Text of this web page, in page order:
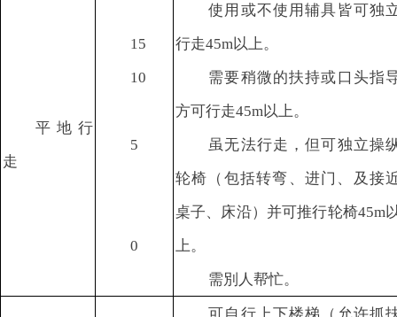
平地行
走
15
10
5
0
使用或不使用辅具皆可独
行走45m以上。
需要稍微的扶持或口头指
方可行走45m以上。
虽无法行走，但可独立操
轮椅（包括转弯、进门、及接
桌子、床沿）并可推行轮椅45m
上。
需別人帮忙。